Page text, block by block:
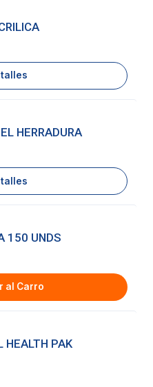
HERRADURA
150 UNDS
al Carro
HEALTH PAK